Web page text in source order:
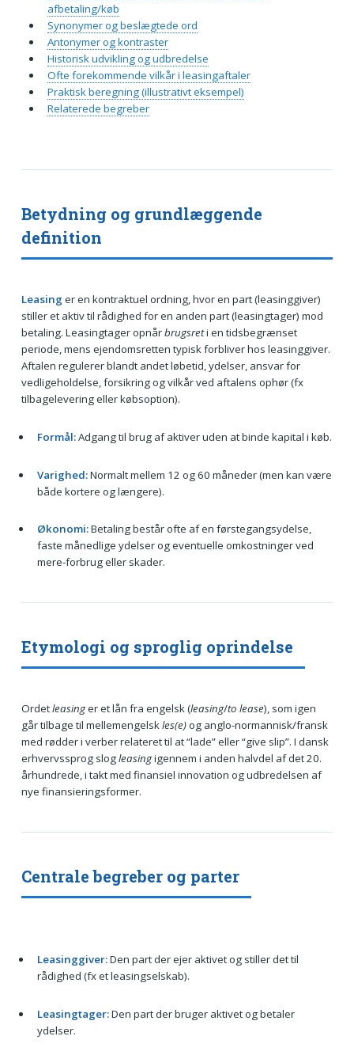
Betydning og grundlæggende
definition
Leasing er en kontraktuel ordning, hvor en part (leasinggiver)
stiller et aktiv til rådighed for en anden part (leasingtager) mod
betaling. Leasingtager opnårbrugsreti en tidsbegrænset
periode, mens ejendomsretten typisk forbliver hos leasinggiver.
Aftalen regulerer blandt andet løbetid, ydelser, ansvar for
vedligeholdelse, forsikring og vilkår ved aftalens ophør (fx
tilbagelevering eller købsoption).
Formål:Adgang til brug af aktiver uden at binde kapital i køb.
Varighed:Normalt mellem 12 og 60 måneder (men kan være
både kortere og længere).
Økonomi:Betaling består ofte af en førstegangsydelse,
faste månedlige ydelser og eventuelle omkostninger ved
mere-forbrug eller skader.
Etymologi og sproglig oprindelse
Ordetleasinger et lån fra engelsk (leasing/to lease), som igen
går tilbage til mellemengelskles(e)og anglo-normannisk/fransk
med rødder i verber relateret til at “lade” eller “give slip”. I dansk
erhvervssprog slogleasingigennem i anden halvdel af det 20.
århundrede, i takt med finansiel innovation og udbredelsen af
nye finansieringsformer.
Centrale begreber og parter
Leasinggiver:Den part der ejer aktivet og stiller det til
rådighed (fx et leasingselskab).
Leasingtager:Den part der bruger aktivet og betaler
ydelser.
afbetaling/køb
Synonymer og beslægtede ord
Antonymer og kontraster
Historisk udvikling og udbredelse
Ofte forekommende vilkår i leasingaftaler
Praktisk beregning (illustrativt eksempel)
Relaterede begreber